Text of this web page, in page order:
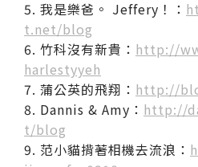
5. 我是樂爸。 Jeffery！：
t.net/blog
6. 竹科沒有新貴： http://
harlestyyeh
7. 蒲公英的飛翔： http://
8. Dannis & Amy： http://
t/blog
9. 范小貓揹著相機去流浪：